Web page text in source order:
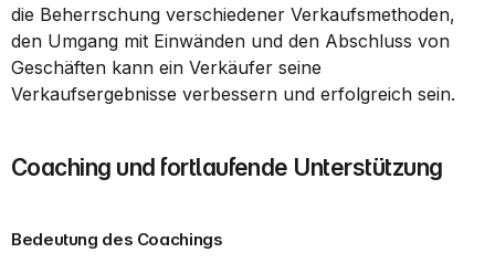
die Beherrschung verschiedener Verkaufsmethoden,
den Umgang mit Einwänden und den Abschluss von
Geschäften kann ein Verkäufer seine
Verkaufsergebnisse verbessern und erfolgreich sein.
Coaching und fortlaufende Unterstützung
Bedeutung des Coachings